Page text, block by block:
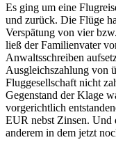
Es ging um eine
und zurück. Die Flüge
Verspätung von vier
ließ der Familienvater
Anwaltsschreiben
Ausgleichszahlung von
Fluggesellschaft nicht
Gegenstand der Klage
vorgerichtlich
EUR nebst Zinsen. Und
anderem in dem jetzt